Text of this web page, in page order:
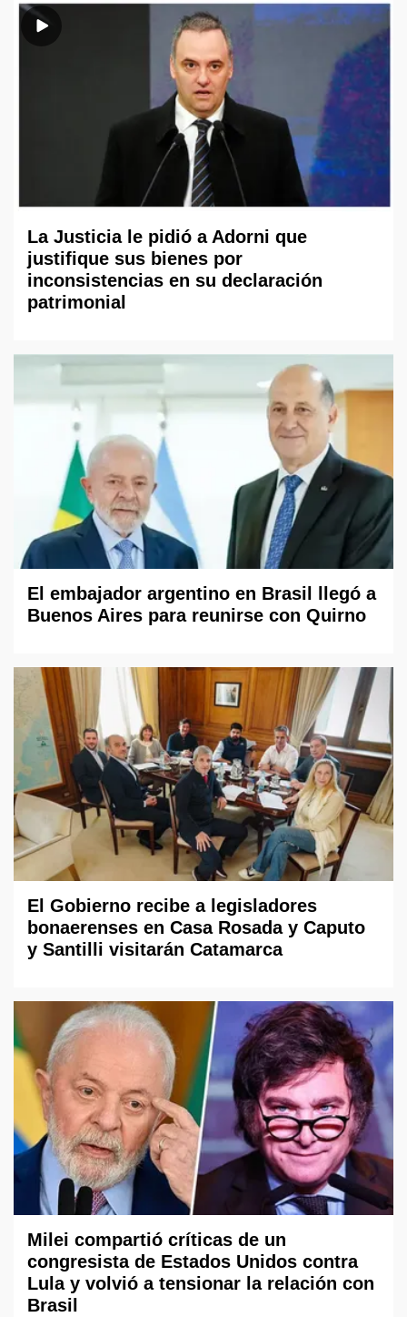
La Justicia le pidió a Adorni que
justifique sus bienes por
inconsistencias en su declaración
patrimonial
El embajador argentino en Brasil llegó a
Buenos Aires para reunirse con Quirno
El Gobierno recibe a legisladores
bonaerenses en Casa Rosada y Caputo
y Santilli visitarán Catamarca
Milei compartió críticas de un
congresista de Estados Unidos contra
Lula y volvió a tensionar la relación con
Brasil